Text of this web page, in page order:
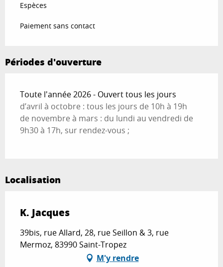
Espèces
Paiement sans contact
Périodes d'ouverture
Toute l'année 2026 - Ouvert tous les jours
d’avril à octobre : tous les jours de 10h à 19h
de novembre à mars : du lundi au vendredi de
9h30 à 17h, sur rendez-vous ;
Localisation
K. Jacques
39bis, rue Allard, 28, rue Seillon & 3, rue
Mermoz, 83990 Saint-Tropez
M'y rendre